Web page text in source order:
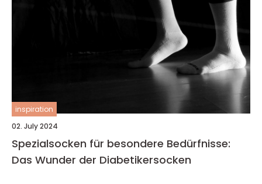
inspiration
02. July 2024
Spezialsocken für besondere Bedürfnisse:
Das Wunder der Diabetikersocken